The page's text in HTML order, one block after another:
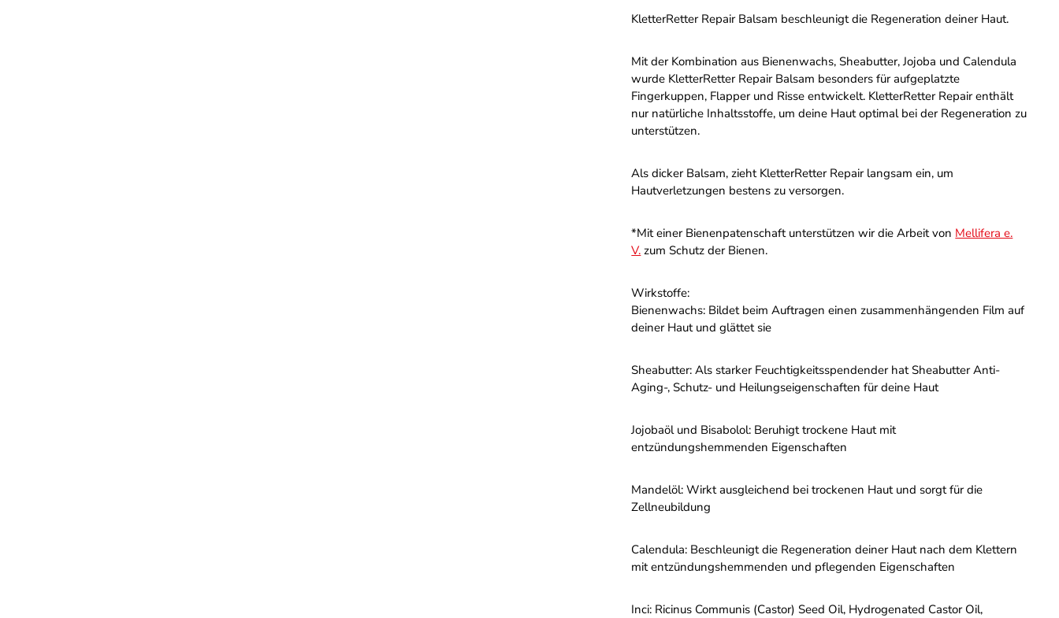
KletterRetter Repair Balsam beschleunigt die Regeneration deiner Haut.
Mit der Kombination aus Bienenwachs, Sheabutter, Jojoba und Calendula
wurde KletterRetter Repair Balsam besonders für aufgeplatzte
Fingerkuppen, Flapper und Risse entwickelt. KletterRetter Repair enthält
nur natürliche Inhaltsstoffe, um deine Haut optimal bei der Regeneration zu
unterstützen.
Als dicker Balsam, zieht KletterRetter Repair langsam ein, um
Hautverletzungen bestens zu versorgen.
*Mit einer Bienenpatenschaft unterstützen wir die Arbeit von Mellifera e.
V. zum Schutz der Bienen.
Wirkstoffe:
Bienenwachs: Bildet beim Auftragen einen zusammenhängenden Film auf
deiner Haut und glättet sie
Sheabutter: Als starker Feuchtigkeitsspendender hat Sheabutter Anti-
Aging-, Schutz- und Heilungseigenschaften für deine Haut
Jojobaöl und Bisabolol: Beruhigt trockene Haut mit
entzündungshemmenden Eigenschaften
Mandelöl: Wirkt ausgleichend bei trockenen Haut und sorgt für die
Zellneubildung
Calendula: Beschleunigt die Regeneration deiner Haut nach dem Klettern
mit entzündungshemmenden und pflegenden Eigenschaften
Inci: Ricinus Communis (Castor) Seed Oil, Hydrogenated Castor Oil,